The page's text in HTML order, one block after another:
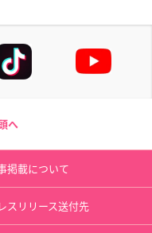
へ
掲載について
スリリース送付先